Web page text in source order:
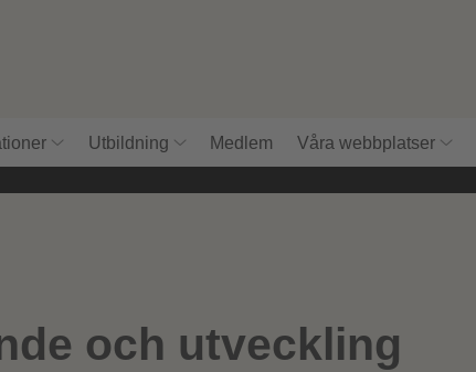
Utbildning Medlem Våra webbplatser
och utveckling